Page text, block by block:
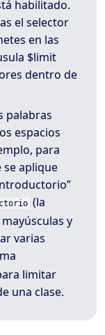
habilitado.
el selector
en las
$limit
dentro de
palabras
espacios
para
aplique
(la
y
varias
limitar
una clase.